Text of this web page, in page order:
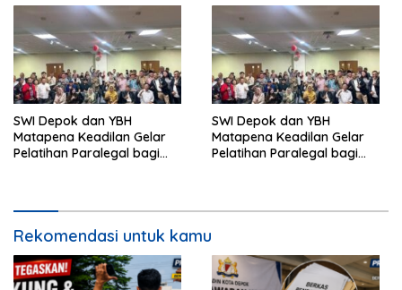
SWI Depok dan YBH
Matapena Keadilan Gelar
Pelatihan Paralegal bagi
SWI Depok dan YBH
Matapena Keadilan Gelar
Pelatihan Paralegal bagi
Rekomendasi untuk kamu